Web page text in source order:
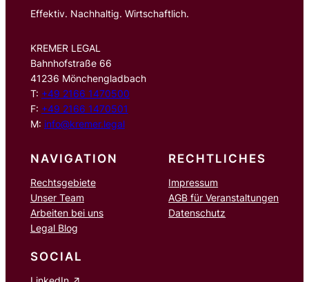
Effektiv. Nachhaltig. Wirtschaftlich.
KREMER LEGAL
Bahnhofstraße 66
41236 Mönchengladbach
T: +49 2166 1470500
F: +49 2166 1470501
M: info@kremer.legal
NAVIGATION
Rechtsgebiete
Unser Team
Arbeiten bei uns
Legal Blog
RECHTLICHES
Impressum
AGB für Veranstaltungen
Datenschutz
SOCIAL